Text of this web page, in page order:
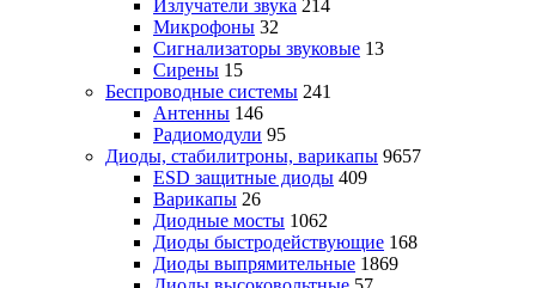
Излучатели звука 214
Микрофоны 32
Сигнализаторы звуковые 13
Сирены 15
Беспроводные системы 241
Антенны 146
Радиомодули 95
Диоды, стабилитроны, варикапы 9657
ESD защитные диоды 409
Варикапы 26
Диодные мосты 1062
Диоды быстродействующие 168
Диоды выпрямительные 1869